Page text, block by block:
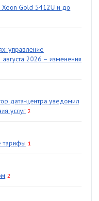
Gold 5412U и до
управление
2026 – изменения
дата-центра уведомил
услуг 2
тарифы 1
2